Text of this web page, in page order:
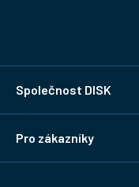
Společnost DISK
Pro zákazníky